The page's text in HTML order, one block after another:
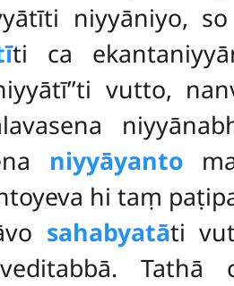
niyyāniyo,
ti ca
vutto,
niyyāyanto
hi taṃ
sahabyatāti
Tathā